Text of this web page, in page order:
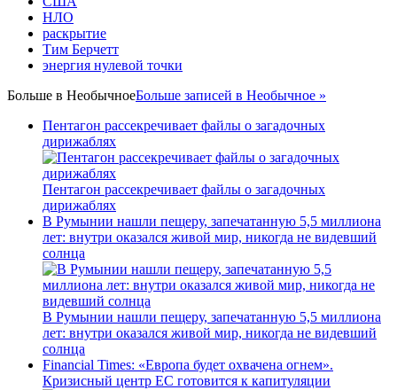
НЛО
раскрытие
Тим Берчетт
энергия нулевой точки
Больше в НеобычноеБольше записей в Необычное »
Пентагон рассекречивает файлы о загадочных
дирижаблях
Пентагон рассекречивает файлы о загадочных
дирижаблях
В Румынии нашли пещеру, запечатанную 5,5 миллиона
лет: внутри оказался живой мир, никогда не видевший
солнца
В Румынии нашли пещеру, запечатанную 5,5 миллиона
лет: внутри оказался живой мир, никогда не видевший
солнца
Financial Times: «Европа будет охвачена огнем».
Кризисный центр ЕС готовится к капитуляции